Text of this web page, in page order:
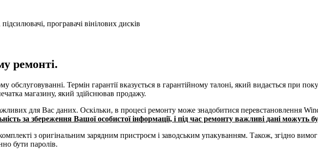
програвачі вінілових дисків
ремонті.
обслуговуванні. Термін гарантії вказується в гарантійному талоні, який видається при
магазину, який здійснював продажу.
для Вас даних. Оскільки, в процесі ремонту може знадобитися перевстановлення
за збереження Вашої особистої інформації, і під час ремонту важливі дані можуть
з оригінальним зарядним пристроєм і заводським упакуванням. Також, згідно
бути паролів.